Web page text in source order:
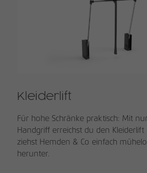
Kleiderlift
Für hohe Schränke praktisch: Mit
Handgriff erreichst du den Kleiderlift
ziehst Hemden & Co einfach
herunter.